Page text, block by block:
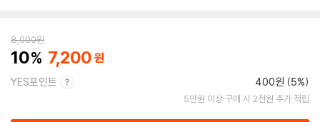
8,000원
10 7,200
YES포인트 400원 (5%)
5만원 이상 구매 시 2천원 추가 적립